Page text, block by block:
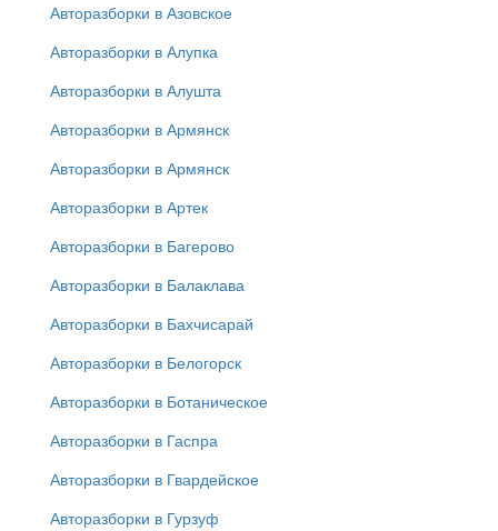
Авторазборки в Азовское
Авторазборки в Алупка
Авторазборки в Алушта
Авторазборки в Армянск
Авторазборки в Армянск
Авторазборки в Артек
Авторазборки в Багерово
Авторазборки в Балаклава
Авторазборки в Бахчисарай
Авторазборки в Белогорск
Авторазборки в Ботаническое
Авторазборки в Гаспра
Авторазборки в Гвардейское
Авторазборки в Гурзуф